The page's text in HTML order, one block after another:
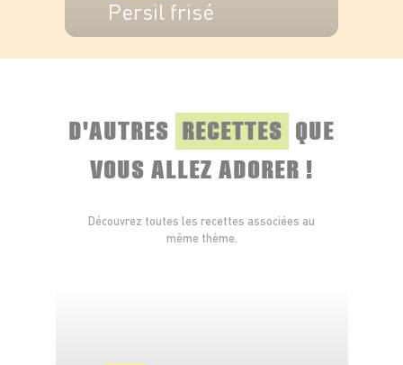
Persil frisé
D'AUTRES RECETTES QUE
VOUS ALLEZ ADORER !
Découvrez toutes les recettes associées au
même thème.